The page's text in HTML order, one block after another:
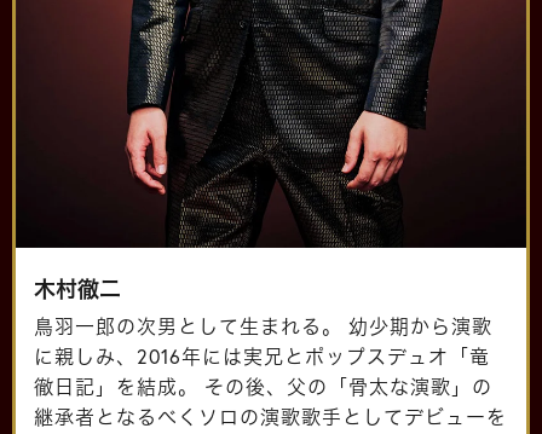
木村徹二
鳥羽一郎の次男として生まれる。 幼少期から演歌
に親しみ、2016年には実兄とポップスデュオ「竜
徹日記」を結成。 その後、父の「骨太な演歌」の
継承者となるべくソロの演歌歌手としてデビューを